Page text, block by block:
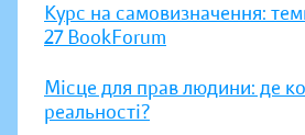
Курс на самовизначення:
27 BookForum
Місце для прав людини: де
реальності?